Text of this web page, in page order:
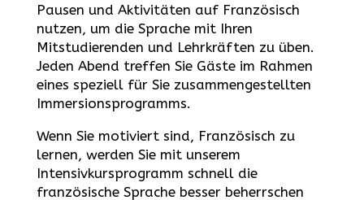
Pausen und Aktivitäten auf Französisch
nutzen, um die Sprache mit Ihren
Mitstudierenden und Lehrkräften zu üben.
Jeden Abend treffen Sie Gäste im Rahmen
eines speziell für Sie zusammengestellten
Immersionsprogramms.
Wenn Sie motiviert sind, Französisch zu
lernen, werden Sie mit unserem
Intensivkursprogramm schnell die
französische Sprache besser beherrschen